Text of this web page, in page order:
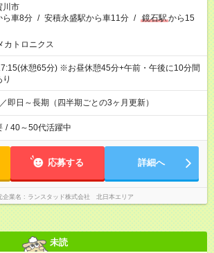
川市
ら車8分 / 安積永盛駅から車11分 / 鏡石駅から15
カトロニクス
休憩65分) ※お昼休憩45分+午前・午後に10分間
即日～長期（四半期ごとの3ヶ月更新）
/ 40～50代活躍中
応募する 詳細へ
企業名 ランスタッド株式会社 北日本エリア
未読